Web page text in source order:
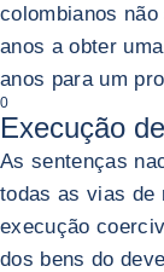
colombianos
anos a obter
anos para um
0
Execução
As sentenças
todas as vias de
execução
dos bens do